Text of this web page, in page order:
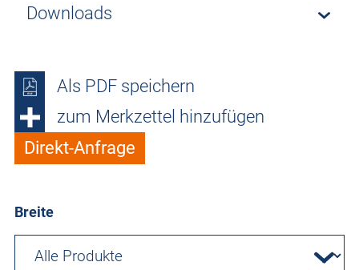
Downloads
Als PDF speichern
zum Merkzettel hinzufügen
Direkt-Anfrage
Breite